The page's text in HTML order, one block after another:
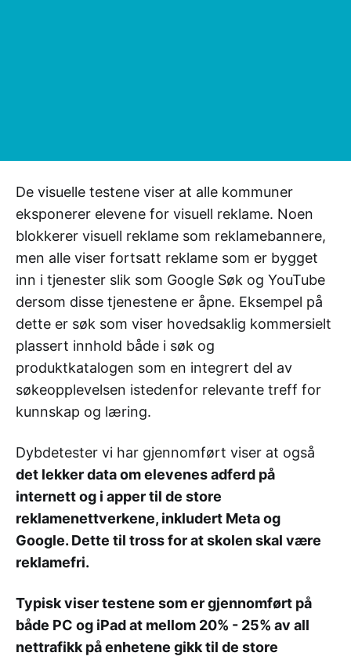
De visuelle testene viser at alle kommuner
eksponerer elevene for visuell reklame. Noen
blokkerer visuell reklame som reklamebannere,
men alle viser fortsatt reklame som er bygget
inn i tjenester slik som Google Søk og YouTube
dersom disse tjenestene er åpne. Eksempel på
dette er søk som viser hovedsaklig kommersielt
plassert innhold både i søk og
produktkatalogen som en integrert del av
søkeopplevelsen istedenfor relevante treff for
kunnskap og læring.
Dybdetester vi har gjennomført viser at også
det lekker data om elevenes adferd på
internett og i apper til de store
reklamenettverkene, inkludert Meta og
Google. Dette til tross for at skolen skal være
reklamefri.
Typisk viser testene som er gjennomført på
både PC og iPad at mellom 20% - 25% av all
nettrafikk på enhetene gikk til de store